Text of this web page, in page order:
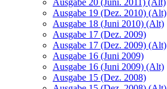
Ausgabe 20 (Juni. 2011) (Alt)
Ausgabe 19 (Dez. 2010) (Alt)
Ausgabe 18 (Juni 2010) (Alt)
Ausgabe 17 (Dez. 2009)
Ausgabe 17 (Dez. 2009) (Alt)
Ausgabe 16 (Juni 2009)
Ausgabe 16 (Juni 2009) (Alt)
Ausgabe 15 (Dez. 2008)